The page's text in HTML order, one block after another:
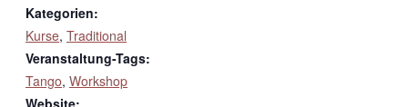
Kategorien:
Kurse, Traditional
Veranstaltung-Tags:
Tango, Workshop
Website: